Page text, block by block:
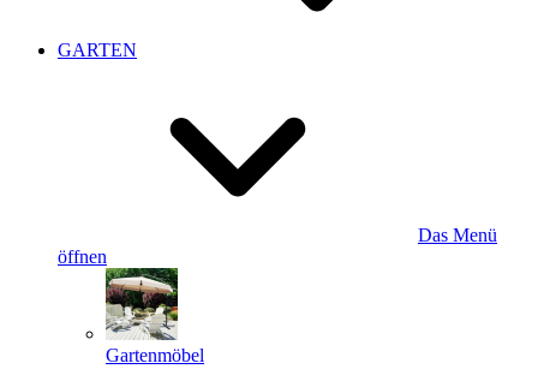
GARTEN
Das Menü
öffnen
Gartenmöbel